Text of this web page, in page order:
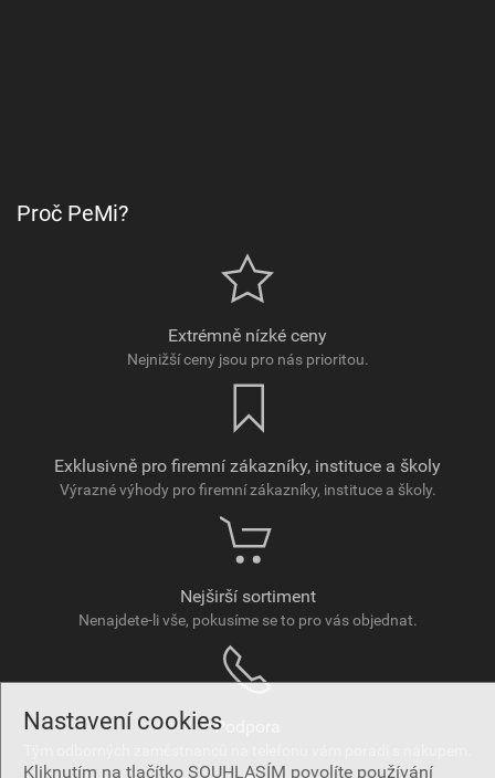
Nastavení cookies
Kliknutím na tlačítko SOUHLASÍM povolíte používání
Proč PeMi?
Extrémně nízké ceny
Nejnižší ceny jsou pro nás prioritou.
Exklusivně pro firemní zákazníky, instituce a školy
Výrazné výhody pro firemní zákazníky, instituce a školy.
Nejširší sortiment
Nenajdete-li vše, pokusíme se to pro vás objednat.
Podpora